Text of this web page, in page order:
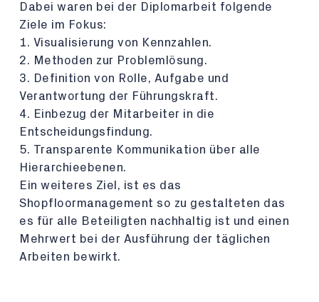
Dabei waren bei der Diplomarbeit folgende
Ziele im Fokus:
1. Visualisierung von Kennzahlen.
2. Methoden zur Problemlösung.
3. Definition von Rolle, Aufgabe und
Verantwortung der Führungskraft.
4. Einbezug der Mitarbeiter in die
Entscheidungsfindung.
5. Transparente Kommunikation über alle
Hierarchieebenen.
Ein weiteres Ziel, ist es das
Shopfloormanagement so zu gestalteten das
es für alle Beteiligten nachhaltig ist und einen
Mehrwert bei der Ausführung der täglichen
Arbeiten bewirkt.